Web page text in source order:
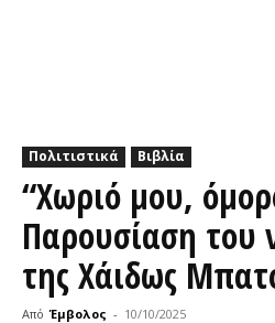
Πολιτιστικά Βιβλία
“Χωριό μου,
Παρουσίαση του
της Χάιδως
Από Έμβολος - 10/10/2025